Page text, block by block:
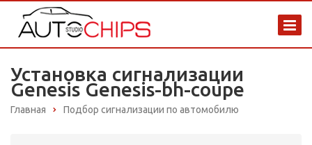
Установка сигнализации
Genesis Genesis-bh-coupe
Главная Подбор сигнализации по автомобилю